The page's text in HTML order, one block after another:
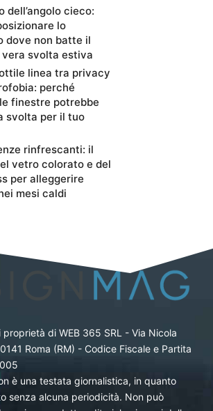
dell’angolo cieco:
lo
dove non batte il
vera svolta estiva
linea tra privacy
perché
finestre potrebbe
svolta per il tuo
rinfrescanti: il
vetro colorato e del
per alleggerire
mesi caldi
di WEB 365 SRL - Via Nicola
Roma (RM) - Codice Fiscale e Partita
è una testata giornalistica, in quanto
senza alcuna periodicità. Non può